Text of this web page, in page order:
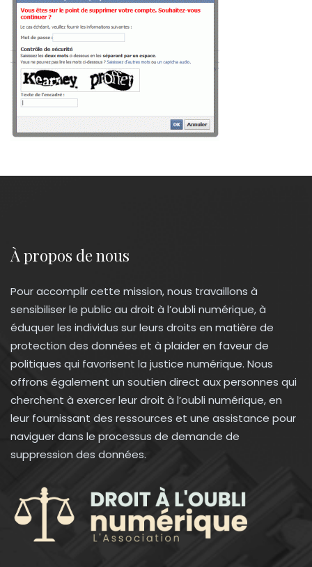
À propos de nous
Pour accomplir cette mission, nous travaillons à
sensibiliser le public au droit à l’oubli numérique, à
éduquer les individus sur leurs droits en matière de
protection des données et à plaider en faveur de
politiques qui favorisent la justice numérique. Nous
offrons également un soutien direct aux personnes qui
cherchent à exercer leur droit à l’oubli numérique, en
leur fournissant des ressources et une assistance pour
naviguer dans le processus de demande de
suppression des données.